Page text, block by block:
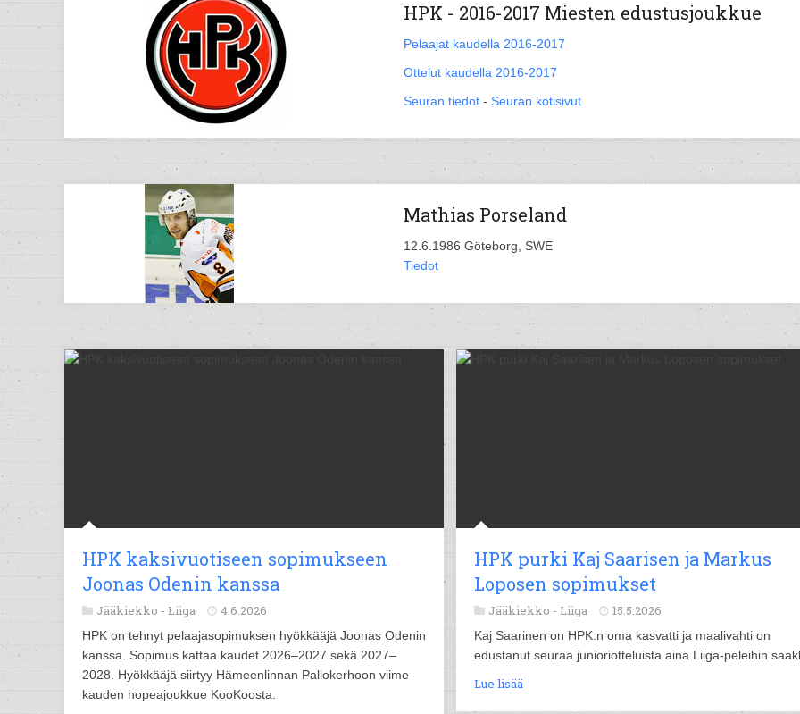
HPK - 2016-2017 Miesten edustusjoukkue
Pelaajat kaudella 2016-2017
Ottelut kaudella 2016-2017
Seuran tiedot - Seuran kotisivut
Mathias Porseland
12.6.1986 Göteborg, SWE
Tiedot
HPK kaksivuotiseen sopimukseen
Joonas Odenin kanssa
Jääkiekko - Liiga 4.6.2026
HPK on tehnyt pelaajasopimuksen hyökkääjä Joonas Odenin
kanssa. Sopimus kattaa kaudet 2026–2027 sekä 2027–
2028. Hyökkääjä siirtyy Hämeenlinnan Pallokerhoon viime
kauden hopeajoukkue KooKoosta.
HPK purki Kaj Saarisen ja Markus
Loposen sopimukset
Jääkiekko - Liiga 15.5.2026
Kaj Saarinen on HPK:n oma kasvatti ja maalivahti on
edustanut seuraa junioriotteluista aina Liiga-peleihin
Lue lisää